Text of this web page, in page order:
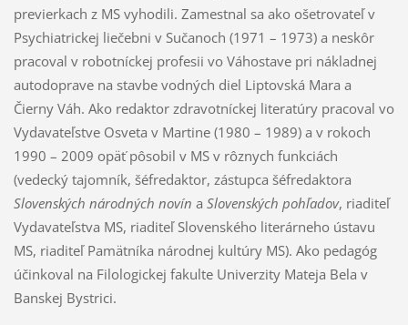
previerkach z MS vyhodili. Zamestnal sa ako ošetrovateľ v
Psychiatrickej liečebni v Sučanoch (1971 – 1973) a neskôr
pracoval v robotníckej profesii vo Váhostave pri nákladnej
autodoprave na stavbe vodných diel Liptovská Mara a
Čierny Váh. Ako redaktor zdravotníckej literatúry pracoval vo
Vydavateľstve Osveta v Martine (1980 – 1989) a v rokoch
1990 – 2009 opäť pôsobil v MS v rôznych funkciách
(vedecký tajomník, šéfredaktor, zástupca šéfredaktora
Slovenských národných novín a Slovenských pohľadov, riaditeľ
Vydavateľstva MS, riaditeľ Slovenského literárneho ústavu
MS, riaditeľ Pamätníka národnej kultúry MS). Ako pedagóg
účinkoval na Filologickej fakulte Univerzity Mateja Bela v
Banskej Bystrici.